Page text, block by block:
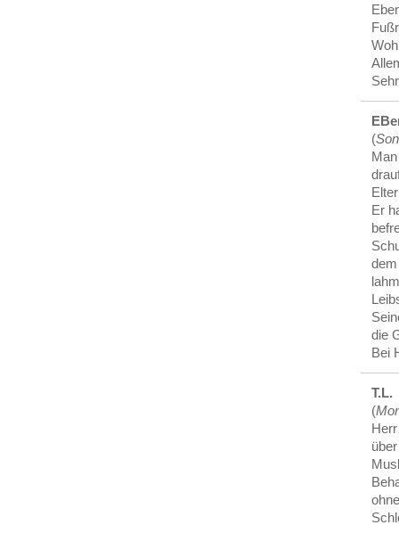
(
Er
die
Bei
T.L.
(